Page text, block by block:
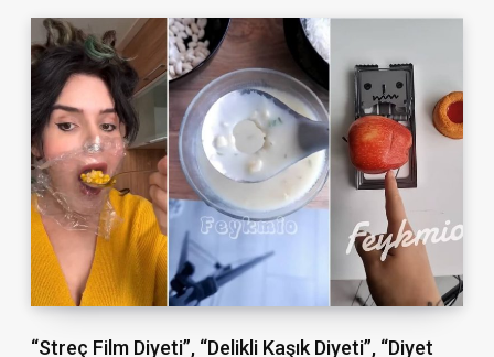
“Streç Film Diyeti”, “Delikli Kaşık Diyeti”, “Diyet